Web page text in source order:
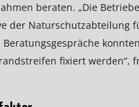
beraten. „Die
der Naturschutzabteilung
fixiert werden“,